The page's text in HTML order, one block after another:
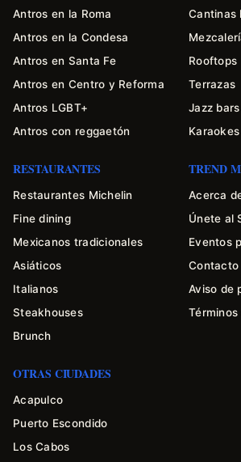
Antros en la Roma
Antros en la Condesa
Antros en Santa Fe
Antros en Centro y Reforma
Antros LGBT+
Antros con reggaetón
Cantinas
Rooftops
Terrazas
Jazz bars
Karaokes
RESTAURANTES
Restaurantes Michelin
Fine dining
Mexicanos tradicionales
Asiáticos
Italianos
Steakhouses
Brunch
TREND
Acerca
Únete al
Eventos
Contacto
Aviso de
OTRAS CIUDADES
Acapulco
Puerto Escondido
Los Cabos